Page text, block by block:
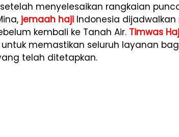
menyelesaikan rangkaian
jemaah haji Indonesia
kembali ke Tanah Air. Timwas
memastikan seluruh layanan
telah ditetapkan.